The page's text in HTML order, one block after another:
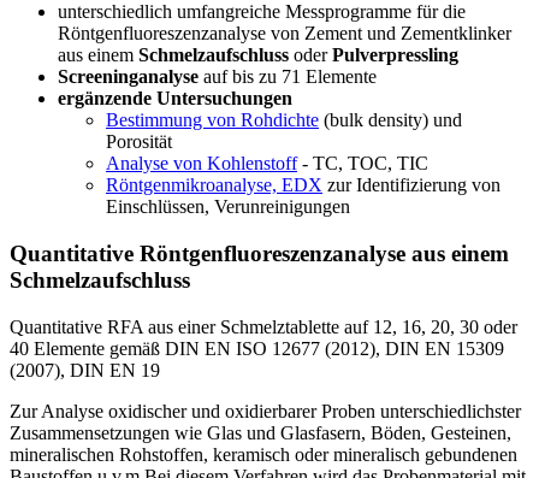
unterschiedlich umfangreiche Messprogramme für die
Röntgenfluoreszenzanalyse von Zement und Zementklinker
aus einem Schmelzaufschluss oderPulverpressling
Screeninganalyse auf bis zu 71 Elemente
ergänzende Untersuchungen
Bestimmung von Rohdichte (bulk density) und
Porosität
Analyse von ​Kohlenstoff- TC, TOC, TIC
Röntgenmikroanalyse, EDX zur Identifizierung von
Einschlüssen, Verunreinigungen
Quantitative Röntgenfluoreszenzanalyse aus einem
Schmelzaufschluss
Quantitative RFA aus einer Schmelztablette auf 12, 16, 20, 30 oder
40 Elemente gemäß DIN EN ISO 12677 (2012), DIN EN 15309
(2007), DIN EN 19
Zur Analyse oxidischer und oxidierbarer Proben unterschiedlichster
Zusammensetzungen wie Glas und Glasfasern, Böden, Gesteinen,
mineralischen Rohstoffen, keramisch oder mineralisch gebundenen